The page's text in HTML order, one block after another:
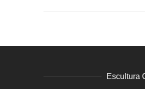
Escultura